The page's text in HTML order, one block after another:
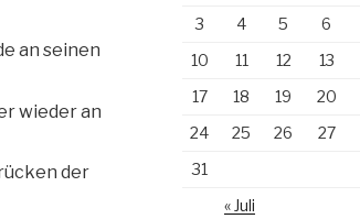
an seinen
wieder an
der
3
4 5 6
10
11 12 13
17
18 19 20
24
25 26 27
31
« Juli